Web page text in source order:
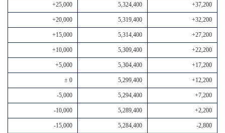
+25,000 5,324,400 +37,200
+20,000 5,319,400 +32,200
+15,000 5,314,400 +27,200
+10,000 5,309,400 +22,200
+5,000 5,304,400 +17,200
± 0 5,299,400 +12,200
-5,000 5,294,400 +7,200
-10,000 5,289,400 +2,200
-15,000 5,284,400 -2,800